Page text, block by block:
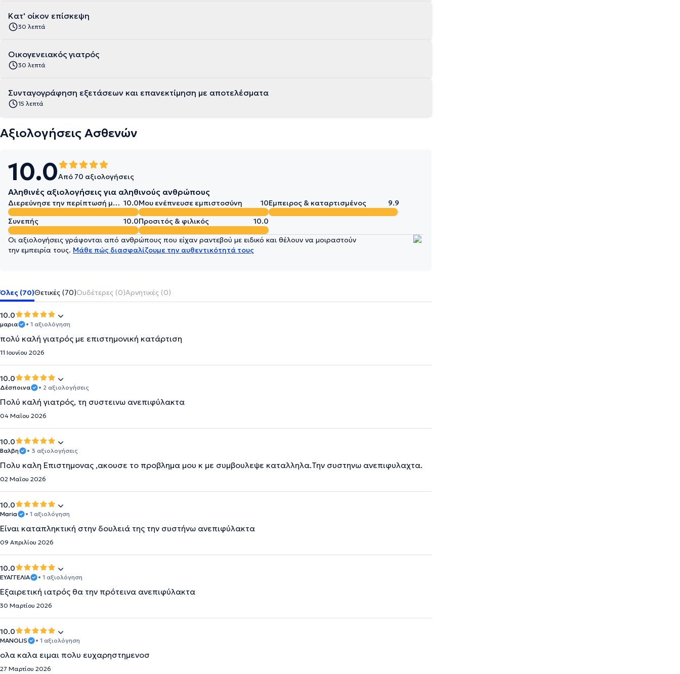
Κατ' οίκον επίσκεψη
30 λεπτά
Οικογενειακός γιατρός
30 λεπτά
Συνταγογράφηση εξετάσεων και επανεκτίμηση με αποτελέσματα
15 λεπτά
Αξιολογήσεις Ασθενών
10.0Από 70 αξιολογήσεις
Αληθινές αξιολογήσεις για αληθινούς ανθρώπους
Διερεύνησε την περίπτωσή μου σε βάθος 10.0Μου ενέπνευσε εμπιστοσύνη 10Έμπειρος & καταρτισμένος
9.9
Συνεπής
10.0Προσιτός & φιλικός 10.0
Οι αξιολογήσεις γράφονται από ανθρώπους που είχαν ραντεβού με ειδικό και θέλουν να μοιραστούν
την εμπειρία τους. Μάθε πώς διασφαλίζουμε την αυθεντικότητά τους
Όλες (70)Θετικές (70)Ουδέτερες (0)Αρνητικές (0)
10.0
μαρια • 1 αξιολόγηση
πολύ καλή γιατρός με επιστημονική κατάρτιση
11 Ιουνίου 2026
10.0
Δέσποινα • 2 αξιολογήσεις
Πολύ καλή γιατρός, τη συστεινω ανεπιφύλακτα
04 Μαΐου 2026
10.0
Βαλβη • 3 αξιολογήσεις
Πολυ καλη Επιστημονας ,ακουσε το προβλημα μου κ με συμβουλεψε καταλληλα.Την συστηνω ανεπιφυλαχτα.
02 Μαΐου 2026
10.0
Maria • 1 αξιολόγηση
Είναι καταπληκτική στην δουλειά της την συστήνω ανεπιφύλακτα
09 Απριλίου 2026
10.0
ΕΥΑΓΓΕΛΙΑ • 1 αξιολόγηση
Εξαιρετική ιατρός θα την πρότεινα ανεπιφύλακτα
30 Μαρτίου 2026
10.0
MANOLIS • 1 αξιολόγηση
ολα καλα ειμαι πολυ ευχαρηστημενοσ
27 Μαρτίου 2026